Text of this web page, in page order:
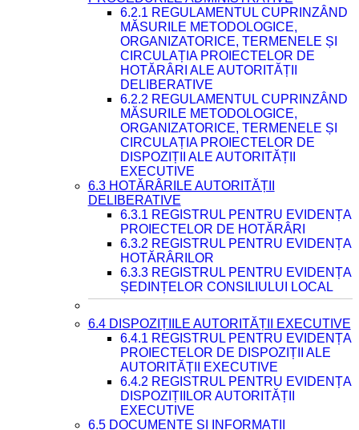
6.2.1 REGULAMENTUL CUPRINZÂND
MĂSURILE METODOLOGICE,
ORGANIZATORICE, TERMENELE ȘI
CIRCULAȚIA PROIECTELOR DE
HOTĂRÂRI ALE AUTORITĂȚII
DELIBERATIVE
6.2.2 REGULAMENTUL CUPRINZÂND
MĂSURILE METODOLOGICE,
ORGANIZATORICE, TERMENELE ȘI
CIRCULAȚIA PROIECTELOR DE
DISPOZIȚII ALE AUTORITĂȚII
EXECUTIVE
6.3 HOTĂRÂRILE AUTORITĂȚII
DELIBERATIVE
6.3.1 REGISTRUL PENTRU EVIDENȚA
PROIECTELOR DE HOTĂRÂRI
6.3.2 REGISTRUL PENTRU EVIDENȚA
HOTĂRÂRILOR
6.3.3 REGISTRUL PENTRU EVIDENȚA
ȘEDINȚELOR CONSILIULUI LOCAL
6.4 DISPOZIȚIILE AUTORITĂȚII EXECUTIVE
6.4.1 REGISTRUL PENTRU EVIDENȚA
PROIECTELOR DE DISPOZIȚII ALE
AUTORITĂȚII EXECUTIVE
6.4.2 REGISTRUL PENTRU EVIDENȚA
DISPOZIȚIILOR AUTORITĂȚII
EXECUTIVE
6.5 DOCUMENTE ȘI INFORMAȚII